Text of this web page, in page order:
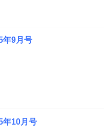
年9月号
年10月号